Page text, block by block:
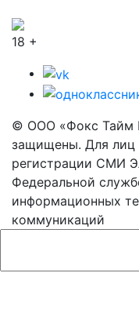
18 +
© ООО «Фокс Тайм
защищены. Для лиц
регистрации СМИ
Федеральной
информационных
коммуникаций